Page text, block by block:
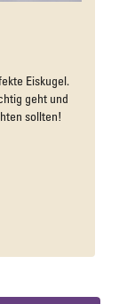
Eiskugel.
geht und
sollten!